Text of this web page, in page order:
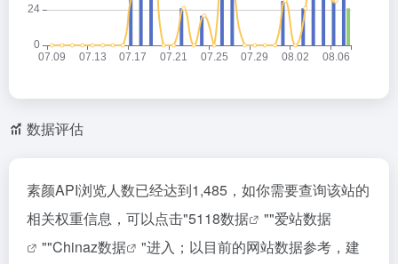
数据评估
素颜API浏览人数已经达到1,485，如你需要查询该站的
相关权重信息，可以点击"5118数据 ""爱站数据
""Chinaz数据
"进入；以目前的网站数据参考，建